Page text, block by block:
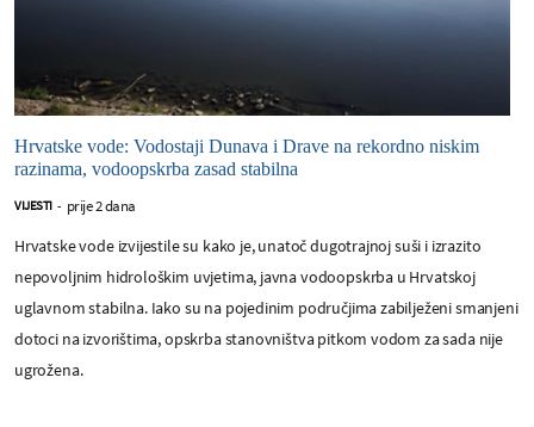
Hrvatske vode: Vodostaji Dunava i Drave na rekordno niskim
razinama, vodoopskrba zasad stabilna
VIJESTI - prije 2 dana
Hrvatske vode izvijestile su kako je, unatoč dugotrajnoj suši i izrazito
nepovoljnim hidrološkim uvjetima, javna vodoopskrba u Hrvatskoj
uglavnom stabilna. Iako su na pojedinim područjima zabilježeni smanjeni
dotoci na izvorištima, opskrba stanovništva pitkom vodom za sada nije
ugrožena.